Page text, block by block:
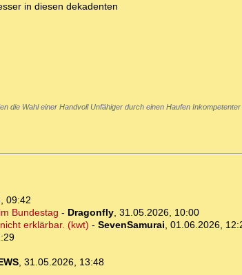
in diesen dekadenten
die Wahl einer Handvoll Unfähiger durch einen Haufen Inkompetenter
09:42
Bundestag - Dragonfly, 31.05.2026, 10:00
erklärbar. (kwt) - SevenSamurai, 01.06.2026,
, 31.05.2026, 13:48